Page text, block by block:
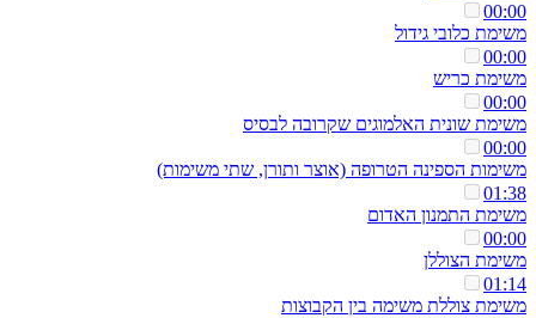
00:00
משימת כלובי גידול
00:00
משימת כריש
00:00
משימת שונית האלמוגים שקרובה לבסיס
00:00
משימות הספינה הטרופה (אוצר ותורן, שתי משימות)
01:38
משימת התמנון האדום
00:00
משימת הצוללן
01:14
משימת צוללת משימה בין הקבוצות